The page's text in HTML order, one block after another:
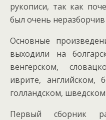
рукописи, так как
был очень
Основные
выходили на
венгерском,
иврите, английском,
голландском, шведском
Первый сборник